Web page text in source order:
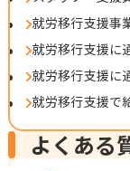
就労移行支援事
就労移行支援に
就労移行支援に
就労移行支援で
よくある